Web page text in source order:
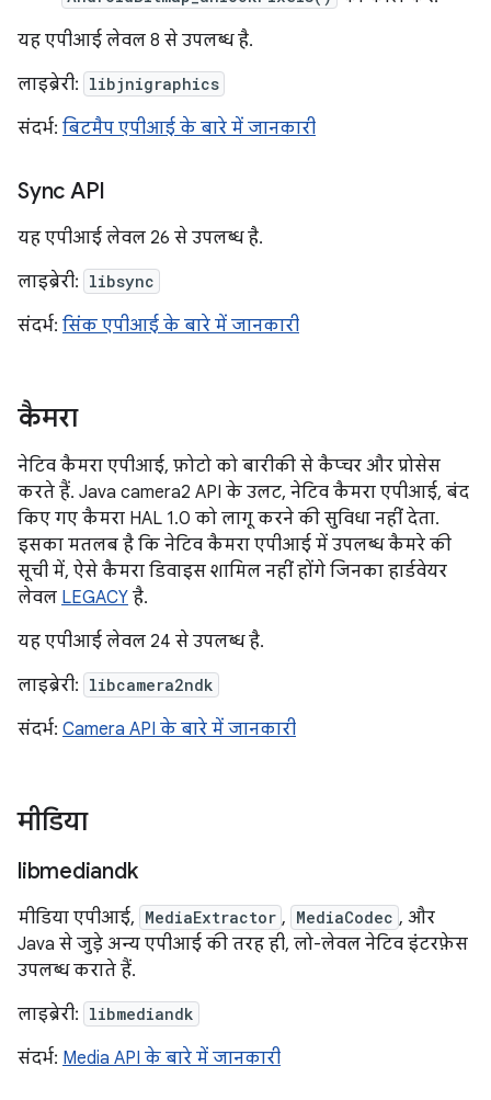
यह एपीआई लेवल 8 से उपलब्ध है.
लाइब्रेरी: libjnigraphics
संदर्भ: बिटमैप एपीआई के बारे में जानकारी
Sync API
यह एपीआई लेवल 26 से उपलब्ध है.
लाइब्रेरी: libsync
संदर्भ: सिंक एपीआई के बारे में जानकारी
कैमरा
नेटिव कैमरा एपीआई, फ़ोटो को बारीकी से कैप्चर और प्रोसेस
करते हैं. Java camera2 API के उलट, नेटिव कैमरा एपीआई, बंद
किए गए कैमरा HAL 1.0 को लागू करने की सुविधा नहीं देता.
इसका मतलब है कि नेटिव कैमरा एपीआई में उपलब्ध कैमरे की
सूची में, ऐसे कैमरा डिवाइस शामिल नहीं होंगे जिनका हार्डवेयर
लेवल LEGACY है.
यह एपीआई लेवल 24 से उपलब्ध है.
लाइब्रेरी: libcamera2ndk
संदर्भ: Camera API के बारे में जानकारी
मीडिया
libmediandk
मीडिया एपीआई, MediaExtractor , MediaCodec , और
Java से जुड़े अन्य एपीआई की तरह ही, लो-लेवल नेटिव इंटरफ़ेस
उपलब्ध कराते हैं.
लाइब्रेरी: libmediandk
संदर्भ: Media API के बारे में जानकारी